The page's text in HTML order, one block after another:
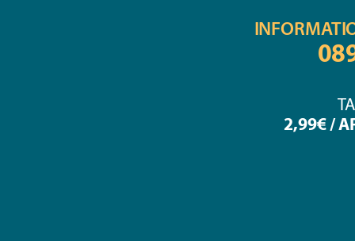
2,99€ /